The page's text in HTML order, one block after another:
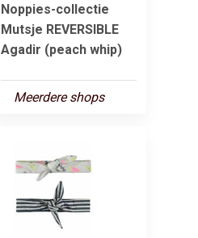
Noppies-collectie
Mutsje REVERSIBLE
Agadir (peach whip)
Meerdere shops